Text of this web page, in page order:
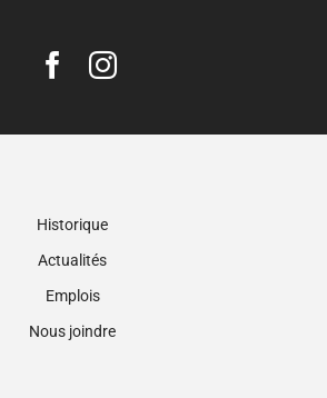
Historique
Actualités
Emplois
Nous joindre